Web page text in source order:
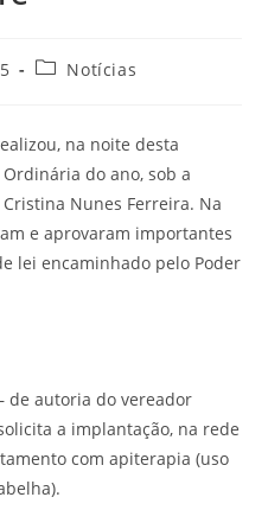
Notícias
na noite desta
Ordinária do ano, sob a
Nunes Ferreira. Na
e aprovaram importantes
lei encaminhado pelo Poder
de autoria do vereador
a implantação, na rede
com apiterapia (uso